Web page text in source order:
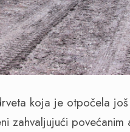
koja je otpočela
zahvaljujući povećanim